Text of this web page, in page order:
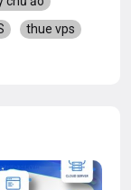
thue vps